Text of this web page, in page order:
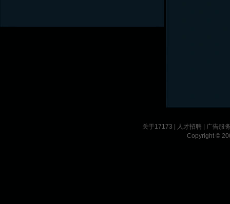
关于17173 人才招聘
广告服
Copyright ©